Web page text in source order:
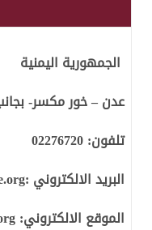
الجمهورية اليمنية
عدن – خور مكسر-
تلفون:02276720
البريد الالكتروني :
الموقع الالكتروني: